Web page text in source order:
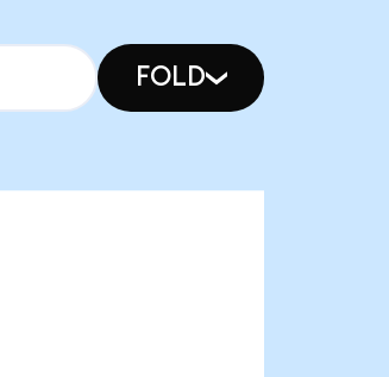
FOLD